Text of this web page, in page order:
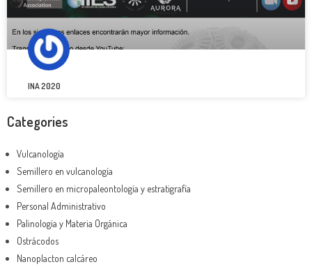
INA 2020
Categories
Vulcanología
Semillero en vulcanología
Semillero en micropaleontología y estratigrafía
Personal Administrativo
Palinología y Materia Orgánica
Ostrácodos
Nanoplacton calcáreo